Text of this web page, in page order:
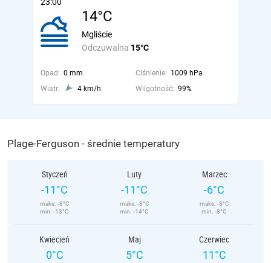
14°C
Odczuwalna 15°C
Mgliście
Opad: 0 mm Ciśnienie: 1009 hPa
Wiatr:
4 km/h Wilgotność: 99%
Plage-Ferguson - średnie temperatury
Styczeń
-11°C
maks. -8°C
min. -13°C
Luty
-11°C
maks. -8°C
min. -14°C
Marzec
-6°C
maks. -3°C
min. -8°C
Kwiecień
0°C
Maj
5°C
Czerwiec
11°C